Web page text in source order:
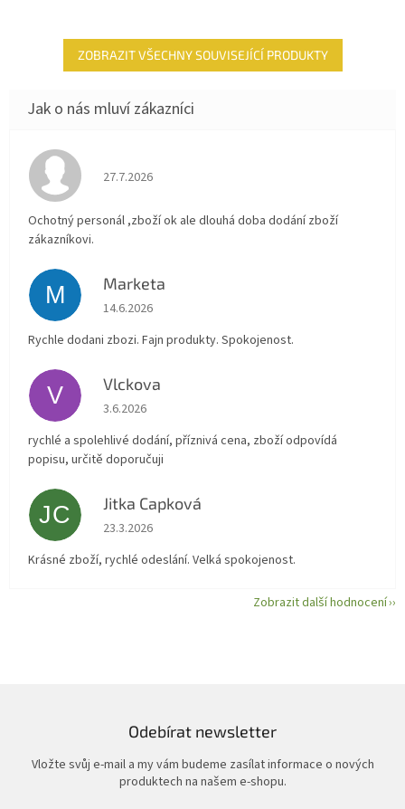
ZOBRAZIT VŠECHNY SOUVISEJÍCÍ PRODUKTY
Hodnocení obchodu je 4 z 5 hvězdiček.
27.7.2026
Ochotný personál ,zboží ok ale dlouhá doba dodání zboží
zákazníkovi.
M Marketa
Hodnocení obchodu je 5 z 5 hvězdiček.
14.6.2026
Rychle dodani zbozi. Fajn produkty. Spokojenost.
V Vlckova
Hodnocení obchodu je 5 z 5 hvězdiček.
3.6.2026
rychlé a spolehlivé dodání, příznivá cena, zboží odpovídá
popisu, určitě doporučuji
JC Jitka Capková
Hodnocení obchodu je 5 z 5 hvězdiček.
23.3.2026
Krásné zboží, rychlé odeslání. Velká spokojenost.
Zobrazit další hodnocení
Odebírat newsletter
Vložte svůj e-mail a my vám budeme zasílat informace o nových
produktech na našem e-shopu.